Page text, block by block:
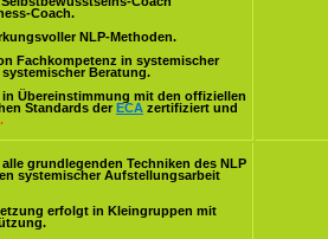
Coach.
NLP-Methoden.
Fachkompetenz in systemischer
Beratung.
Übereinstimmung mit den offiziellen
Standards der ECA zertifiziert und
grundlegenden Techniken des NLP
systemischer Aufstellungsarbeit
erfolgt in Kleingruppen mit